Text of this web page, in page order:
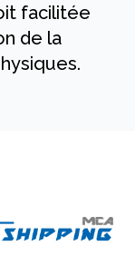
facilitée
de la